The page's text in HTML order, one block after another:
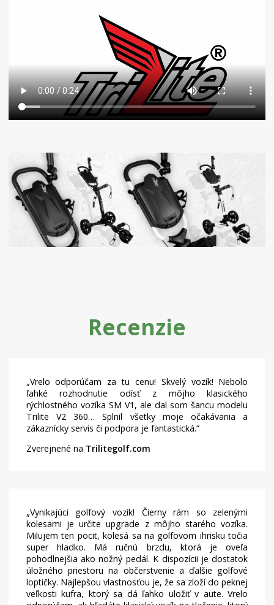
Recenzie
Vrelo odporúčam za tu cenu! Skvelý vozík! Nebolo
ľahké rozhodnutie odísť z môjho klasického
rýchlostného vozíka SM V1, ale dal som šancu modelu
Trilite V2 360… Splnil všetky moje očakávania a
zákaznícky servis či podpora je fantastická.
Zverejnené na Trilitegolf.com
Vynikajúci golfový vozík! Čierny rám so zelenými
kolesami je určite upgrade z môjho starého vozíka.
Milujem ten pocit, kolesá sa na golfovom ihrisku točia
super hladko. Má ručnú brzdu, ktorá je oveľa
pohodlnejšia ako nožný pedál. K dispozícii je dostatok
úložného priestoru na občerstvenie a ďalšie golfové
loptičky. Najlepšou vlastnosťou je, že sa zloží do peknej
veľkosti kufra, ktorý sa dá ľahko uložiť v aute. Vrelo